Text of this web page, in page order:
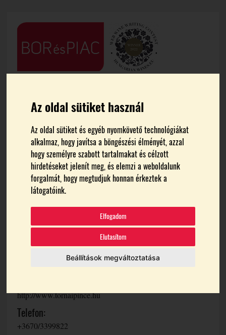
Az oldal sütiket használ
Az oldal sütiket és egyéb nyomkövető technológiákat
alkalmaz, hogy javítsa a böngészési élményét, azzal
hogy személyre szabott tartalmakat és célzott
hirdetéseket jelenít meg, és elemzi a weboldalunk
forgalmát, hogy megtudjuk honnan érkeztek a
látogatóink.
Elfogadom
Elutasítom
Beállítások megváltoztatása
FŐOLDAL BORÁSZATOK
Tornai Pincészet -Somlójenő
Nagybirtok
8478 Somlójenő Hrsz.: 1248
info@tornaipince.hu
http://www.tornaipince.hu
Telefon:
+3670/3399822